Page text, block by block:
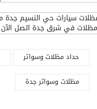
حداد مظلات وسواتر
مظلات وسواتر جدة